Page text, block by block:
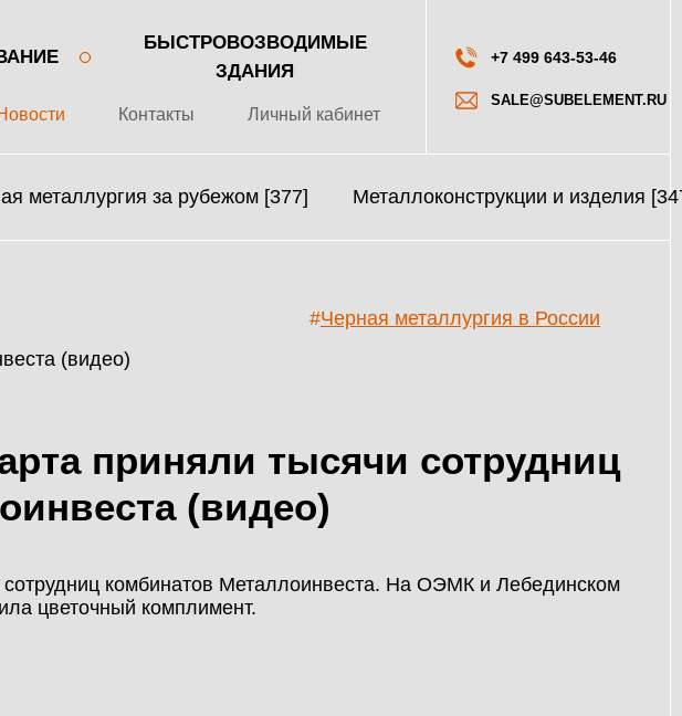
БЫСТРОВОЗВОДИМЫЕ
ЗДАНИЯ
Контакты Личный кабинет
+7 499 643-53-46
SALE@SUBELEMENT.RU
металлургия за рубежом [377] Металлоконструкции и изделия
#Черная металлургия в России
приняли тысячи сотрудниц
(видео)
комбинатов Металлоинвеста. На ОЭМК и Лебединском
цветочный комплимент.